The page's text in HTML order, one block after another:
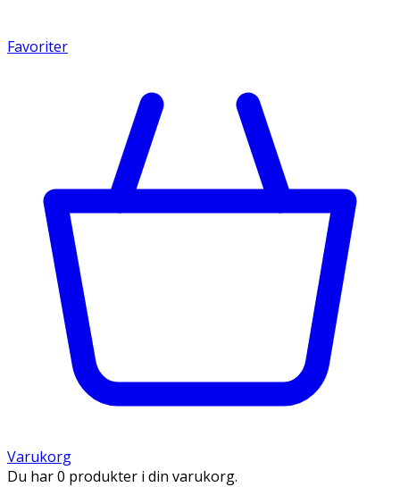
Favoriter
Varukorg
Du har 0 produkter i din varukorg.